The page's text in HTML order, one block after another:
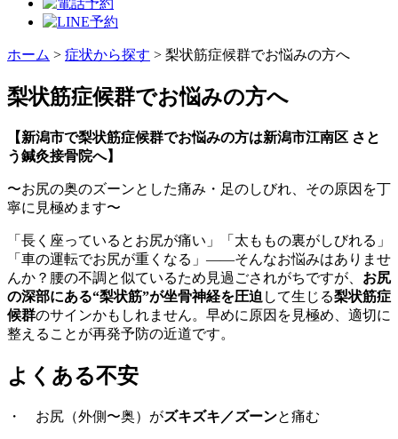
ホーム > 症状から探す > 梨状筋症候群でお悩みの方へ
梨状筋症候群でお悩みの方へ
【新潟市で梨状筋症候群でお悩みの方は新潟市江南区 さと
う鍼灸接骨院へ】
〜お尻の奥のズーンとした痛み・足のしびれ、その原因を丁
寧に見極めます〜
「長く座っているとお尻が痛い」「太ももの裏がしびれる」
「車の運転でお尻が重くなる」――そんなお悩みはありませ
んか？腰の不調と似ているため見過ごされがちですが、 お尻
の深部にある“梨状筋”が坐骨神経を圧迫 して生じる梨状筋症
候群のサインかもしれません。早めに原因を見極め、適切に
整えることが再発予防の近道です。
よくある不安
・ お尻（外側〜奥）がズキズキ／ズーンと痛む